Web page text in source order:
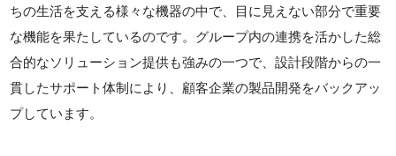
ちの生活を支える様々な機器の中で、目に見えない部分で重要
な機能を果たしているのです。グループ内の連携を活かした総
合的なソリューション提供も強みの一つで、設計段階からの一
貫したサポート体制により、顧客企業の製品開発をバックアッ
プしています。